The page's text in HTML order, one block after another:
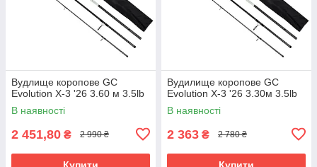
Вудлище коропове GC
Evolution X-3 '26 3.60 м 3.5lb
В наявності
2 451,80 ₴ 2 990 ₴
Вудилище коропове GC
Evolution X-3 '26 3.30м 3.5lb
В наявності
2 363 ₴ 2 780 ₴